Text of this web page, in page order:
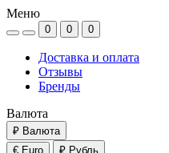
Меню
0 0 0
Доставка и оплата
Отзывы
Бренды
Валюта
₽ Валюта
€ Euro
₽ Рубль